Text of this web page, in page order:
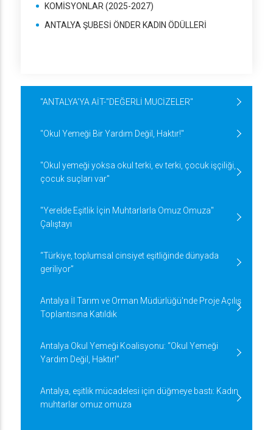
KOMİSYONLAR (2025-2027)
ANTALYA ŞUBESİ ÖNDER KADIN ÖDÜLLERİ
"ANTALYA'YA AİT-"DEĞERLİ MUCİZELER"
"Okul Yemeği Bir Yardım Değil, Haktır!"
"Okul yemeği yoksa okul terki, ev terki, çocuk işçiliği,
çocuk suçları var"
"Yerelde Eşitlik İçin Muhtarlarla Omuz Omuza"
Çalıştayı
“Türkiye, toplumsal cinsiyet eşitliğinde dünyada
geriliyor”
Antalya İl Tarım ve Orman Müdürlüğü'nde Proje Açılış
Toplantısına Katıldık
Antalya Okul Yemeği Koalisyonu: “Okul Yemeği
Yardım Değil, Haktır!”
Antalya, eşitlik mücadelesi için düğmeye bastı: Kadın
muhtarlar omuz omuza